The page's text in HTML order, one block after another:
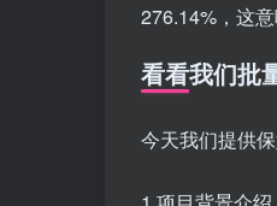
276.14%，这
看看我们批
今天我们提供